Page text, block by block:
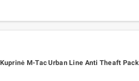
Kuprinė M-Tac Urban Line Anti Theaft Pack